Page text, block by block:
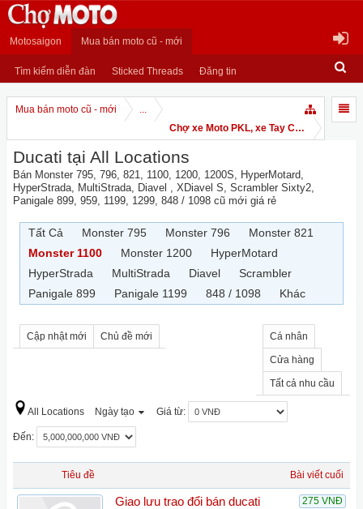
Motosaigon Mua bán moto cũ - mới
Tìm kiếm diễn đàn Sticked Threads Đăng tin
Mua bán moto cũ - mới
...
Chợ xe Moto PKL, xe Tay Côn
Ducati tại All Locations
Bán Monster 795, 796, 821, 1100, 1200, 1200S, HyperMotard,
HyperStrada, MultiStrada, Diavel , XDiavel S, Scrambler Sixty2,
Panigale 899, 959, 1199, 1299, 848 / 1098 cũ mới giá rẻ
Tất Cả Monster 795 Monster 796
Monster 821
Monster 1100
Monster 1200
HyperMotard
HyperStrada
MultiStrada Diavel
Scrambler
Panigale 899
Panigale 1199 848 / 1098 Khác
Cập nhật mới Chủ đề mới Cá nhân
Cửa hàng
Tất cả nhu cầu
All Locations Ngày tạo Giá từ:
Đến:
Tiêu đề Bài viết cuối
275 VNĐ
Giao lưu trao đổi bán ducati